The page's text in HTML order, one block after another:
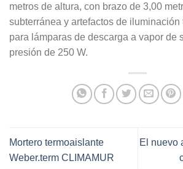
metros de altura, con brazo de 3,00
subterránea y artefactos de iluminación
para lámparas de descarga a vapor de
presión de 250 W.
Mortero termoaislante
Weber.term CLIMAMUR
El nuevo